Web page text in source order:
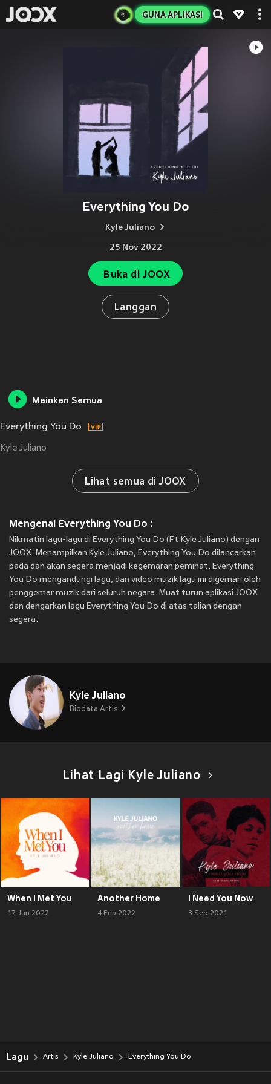
GUNA APLIKASI
Everything You Do
Kyle Juliano
25 Nov 2022
Buka di JOOX
Langgan
Mainkan Semua
Everything You Do
Kyle Juliano
Lihat semua di JOOX
Mengenai Everything You Do :
Nikmatin lagu-lagu di Everything You Do (Ft.Kyle Juliano) dengan
JOOX. Menampilkan Kyle Juliano, Everything You Do dilancarkan
pada dan akan segera menjadi kegemaran peminat. Everything
You Do mengandungi lagu, dan video muzik lagu ini digemari oleh
penggemar muzik dari seluruh negara. Muat turun aplikasi JOOX
dan dengarkan lagu Everything You Do di atas talian dengan
segera.
Kyle Juliano
Biodata Artis
Lihat Lagi Kyle Juliano
When I Met You
17 Jun 2022
Another Home
4 Feb 2022
I Need You Now
3 Sep 2021
Lagu Artis Kyle Juliano Everything You Do